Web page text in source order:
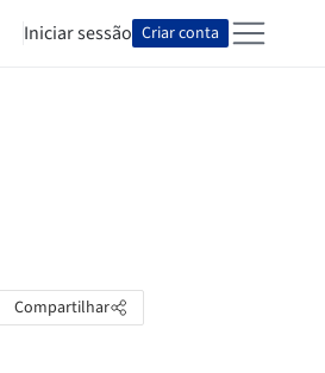
Iniciar sessão Criar conta
Compartilhar